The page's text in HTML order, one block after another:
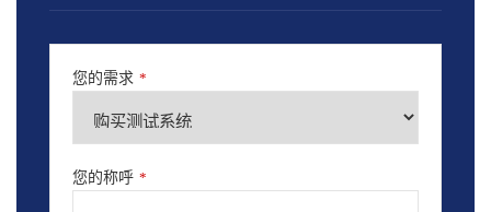
您的需求 *
您的称呼 *